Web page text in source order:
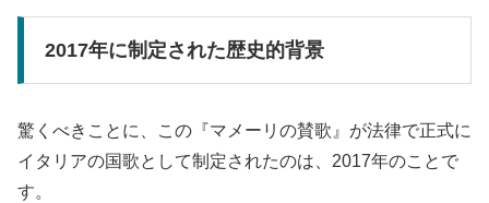
2017年に制定された歴史的背景
驚くべきことに、この『マメーリの賛歌』が法律で正式に
イタリアの国歌として制定されたのは、2017年のことで
す。